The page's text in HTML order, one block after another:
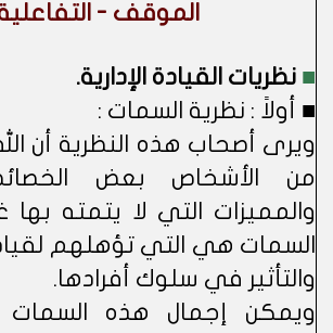
الموقف -
■ نظريات القيادة الإدارية.
■ أولاً : نظرية السمات :
ويرى أصحاب هذه النظرية أن
من الأشخاص بعض
والمميزات التي لا يتمته
السمات هي التي تؤهلهم
والتأثير في سلوك أفرادها.
ويمكن إجمال هذه